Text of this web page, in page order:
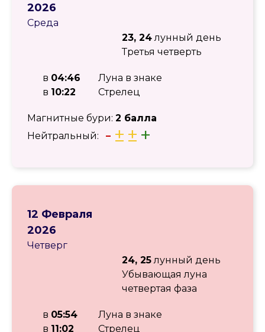
2026
Среда
23, 24 лунный день
Третья четверть
в 04:46
в 10:22
Луна в знаке
Стрелец
Магнитные бури: 2 балла
Нейтральный:
- ± ± +
12 Февраля
2026
Четверг
24, 25 лунный день
Убывающая луна
четвертая фаза
в 05:54
в 11:02
Луна в знаке
Стрелец